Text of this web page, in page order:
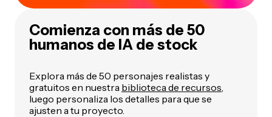
Comienza con más de 50
humanos de IA de stock
Explora más de 50 personajes realistas y
gratuitos en nuestra biblioteca de recursos
luego personaliza los detalles para que se
ajusten a tu proyecto.